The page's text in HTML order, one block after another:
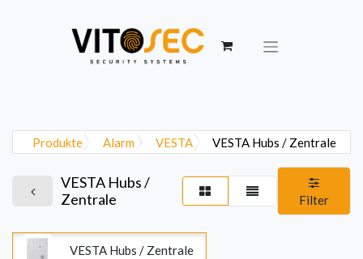
Produkte Alarm VESTA VESTA Hubs / Zentrale
VESTA Hubs /
Zentrale
Filter
VESTA Hubs / Zentrale